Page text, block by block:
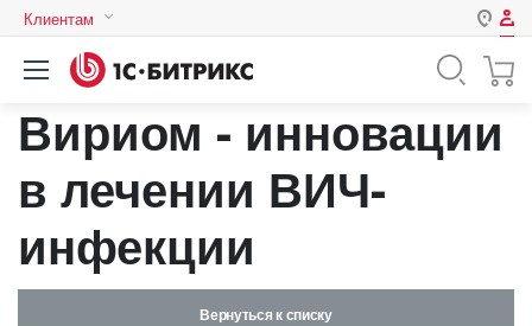
Клиентам
Казахстан
Беларусь
Авторизация
Логин
Пароль
Вириом - инновации
в лечении ВИЧ-
инфекции
Вернуться к списку